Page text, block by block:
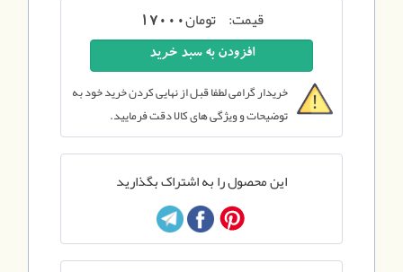
قیمت: تومان17000
خریدار گرامی لطفا قبل از نهایی کردن خرید خود به
توضیحات و ویژگی های کالا دقت فرمایید.
این محصول را به اشتراک بگذارید